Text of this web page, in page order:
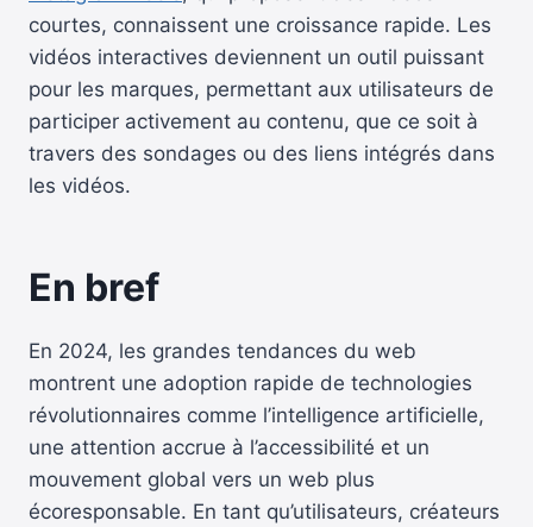
courtes, connaissent une croissance rapide. Les
vidéos interactives deviennent un outil puissant
pour les marques, permettant aux utilisateurs de
participer activement au contenu, que ce soit à
travers des sondages ou des liens intégrés dans
les vidéos.
En bref
En 2024, les grandes tendances du web
montrent une adoption rapide de technologies
révolutionnaires comme l’intelligence artificielle,
une attention accrue à l’accessibilité et un
mouvement global vers un web plus
écoresponsable. En tant qu’utilisateurs, créateurs